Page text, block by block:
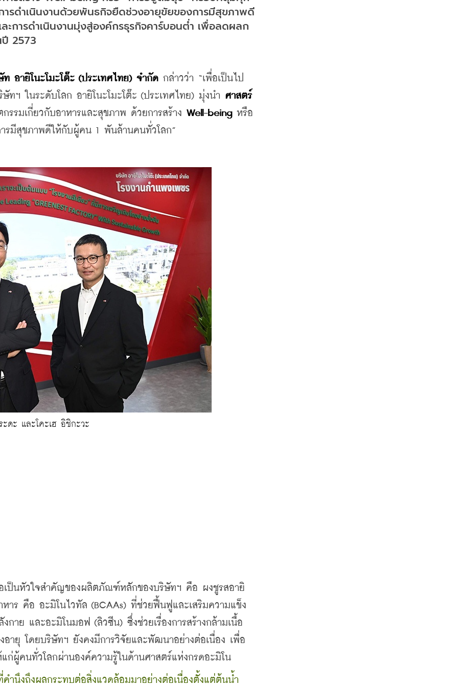
ดำเนินงานด้วยพันธกิจยืดช่วงอายุขัยของการมีสุขภาพดี
ะการดำเนินงานมุ่งสู่องค์กรธุรกิจคาร์บอนต่ำ เพื่อลดผลก
2573
ท อายิโนะโมะโต๊ะ (ประเทศไทย) จำกัด กล่าวว่า “เพื่อเป็นไป
ฯ ในระดับโลก อายิโนะโมะโต๊ะ (ประเทศไทย) มุ่งนำ ศาสตร์
รรมเกี่ยวกับอาหารและสุขภาพ ด้วยการสร้าง Well-being
รมีสุขภาพดีให้กับผู้คน 1 พันล้านคนทั่วโลก”
ะดะ และโคะเฮ อิชิกะวะ
นหัวใจสำคัญของผลิตภัณฑ์หลักของบริษัทฯ คือ ผงชูรสอายิ
าร คือ อะมิโนไวทัล (BCAAs) ที่ช่วยฟื้นฟูและเสริมความแข็ง
กาย และอะมิโนมอฟ (ลิวซีน) ซึ่งช่วยเรื่องการสร้างกล้ามเนื้อ
อายุ โดยบริษัทฯ ยังคงมีการวิจัยและพัฒนาอย่างต่อเนื่อง เพื่อ
ผู้คนทั่วโลกผ่านองค์ความรู้ในด้านศาสตร์แห่งกรดอะมิโน
นึงถึงผลกระทบต่อสิ่งแวดล้อมมาอย่างต่อเนื่องตั้งแต่ต้นน้ำ